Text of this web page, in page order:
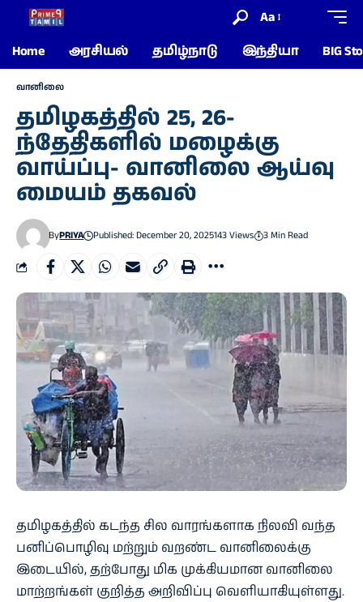
Aa
Home
அரசியல் தமிழ்நாடு இந்தியா BIG
வானிலை
தமிழகத்தில் 25, 26-
ந்தேதிகளில் மழைக்கு
வாய்ப்பு- வானிலை ஆய்வு
மையம் தகவல்
ByPRIYA Published: December 20, 2025143 Views 3 Min Read
தமிழகத்தில் கடந்த சில வாரங்களாக நிலவி வந்த
பனிப்பொழிவு மற்றும் வறண்ட வானிலைக்கு
இடையில், தற்போது மிக முக்கியமான வானிலை
மாற்றங்கள் குறித்த அறிவிப்பு வெளியாகியுள்ளது.